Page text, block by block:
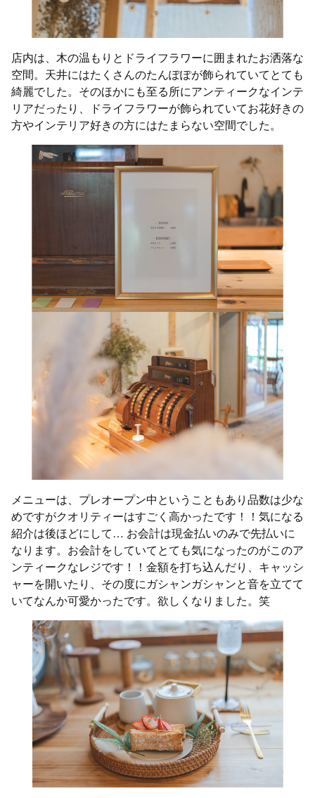
店内は、木の温もりとドライフラワーに囲まれたお洒落な
空間。天井にはたくさんのたんぽぽが飾られていてとても
綺麗でした。そのほかにも至る所にアンティークなインテ
リアだったり、ドライフラワーが飾られていてお花好きの
方やインテリア好きの方にはたまらない空間でした。
メニューは、プレオープン中ということもあり品数は少な
めですがクオリティーはすごく高かったです！！気になる
紹介は後ほどにして… お会計は現金払いのみで先払いに
なります。お会計をしていてとても気になったのがこのア
ンティークなレジです！！金額を打ち込んだり、キャッシ
ャーを開いたり、その度にガシャンガシャンと音を立てて
いてなんか可愛かったです。欲しくなりました。笑